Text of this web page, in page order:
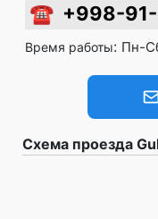
☎ +998-
Время работы: Пн-
Схема проезда